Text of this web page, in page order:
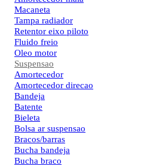
Macaneta
Tampa radiador
Retentor eixo piloto
Fluido freio
Oleo motor
Suspensao
Amortecedor
Amortecedor direcao
Bandeja
Batente
Bieleta
Bolsa ar suspensao
Bracos/barras
Bucha bandeja
Bucha braco